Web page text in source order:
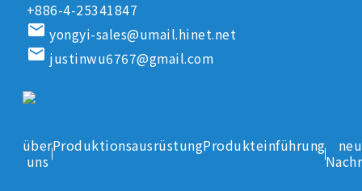
+886-4-25341847
email yongyi-sales@umail.hinet.net
email justinwu6767@gmail.com
über
uns
ProduktionsausrüstungProdukteinführung